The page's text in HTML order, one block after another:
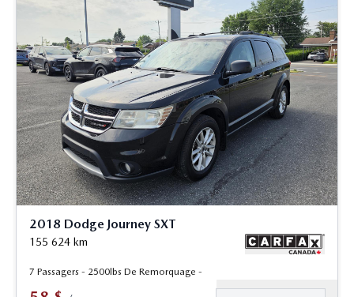
2018 Dodge Journey SXT
155 624 km
7 Passagers - 2500lbs De Remorquage -